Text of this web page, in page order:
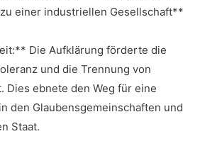
einer industriellen Gesellschaft**‍
‍Die Aufklärung ​förderte die‌
und die Trennung von
Dies ​ebnete‌ den Weg ⁢für eine‌
den Glaubensgemeinschaften​ und
Staat.